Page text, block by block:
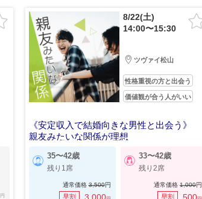
円
8/22(土)
14:00〜15:30
ツヴァイ松山
性格重視の方と出会う
価値観が合う人がいい
《安定収入で結婚向きな男性と出会う》
親友みたいな関係が理想
35〜42歳
残り1席
通常価格3,500円
早割
33〜42歳
残り2席
通常価格 1,000円
早割